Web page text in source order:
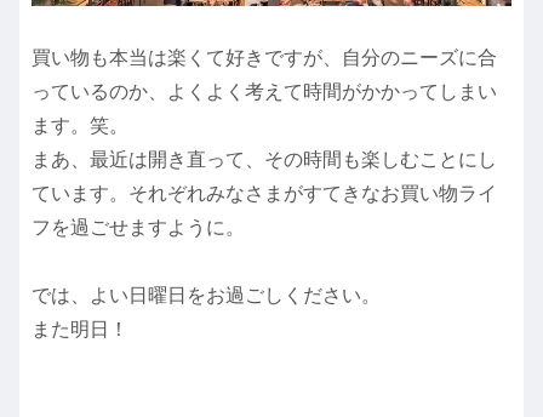
買い物も本当は楽くて好きですが、自分のニーズに合
っているのか、よくよく考えて時間がかかってしまい
ます。笑。
まあ、最近は開き直って、その時間も楽しむことにし
ています。それぞれみなさまがすてきなお買い物ライ
フを過ごせますように。
では、よい日曜日をお過ごしください。
また明日！